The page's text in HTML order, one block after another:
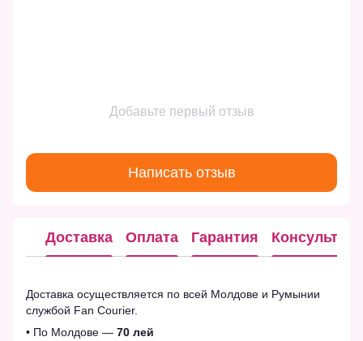
Добавьте первый отзыв
Написать отзыв
Доставка Оплата Гарантия
Доставка осуществляется по всей Молдове и Румынии
службой Fan Courier.
• По Молдове — 70 лей